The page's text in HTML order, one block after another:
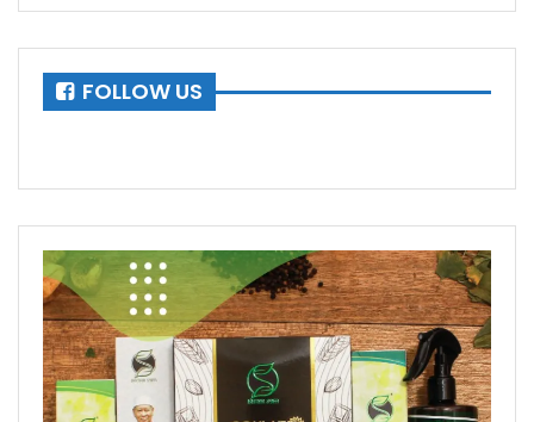
FOLLOW US